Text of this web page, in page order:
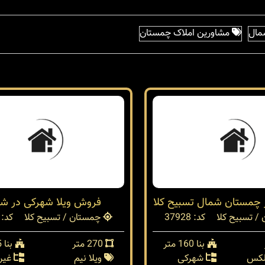
مشاورین املاک چمستان
چمستان شمال تسبیح کلا
تسبیح کلا کد: 37928
فروش ویلا شهرکی در
چمستان / تسبیح کلا کد: